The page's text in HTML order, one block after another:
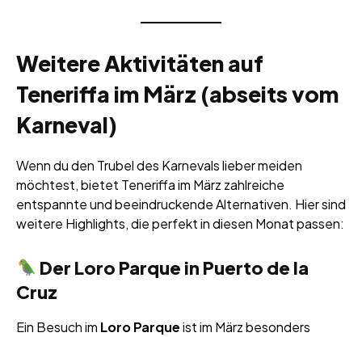
Weitere Aktivitäten auf
Teneriffa im März (abseits vom
Karneval)
Wenn du den Trubel des Karnevals lieber meiden
möchtest, bietet Teneriffa im März zahlreiche
entspannte und beeindruckende Alternativen. Hier sind
weitere Highlights, die perfekt in diesen Monat passen:
Der Loro Parque in Puerto de la
Cruz
Ein Besuch im Loro Parqueist im März besonders